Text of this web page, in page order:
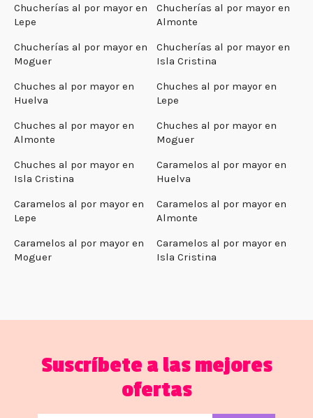
Chucherías al por mayor en
Lepe
Chucherías al por mayor en
Almonte
Chucherías al por mayor en
Moguer
Chucherías al por mayor en
Isla Cristina
Chuches al por mayor en
Huelva
Chuches al por mayor en
Lepe
Chuches al por mayor en
Almonte
Chuches al por mayor en
Moguer
Chuches al por mayor en
Isla Cristina
Caramelos al por mayor en
Huelva
Caramelos al por mayor en
Lepe
Caramelos al por mayor en
Almonte
Caramelos al por mayor en
Moguer
Caramelos al por mayor en
Isla Cristina
Suscríbete a las mejores
ofertas